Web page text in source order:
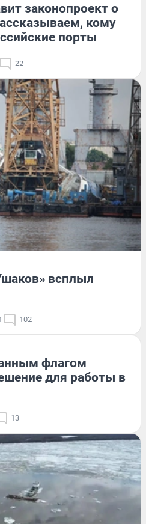
законопроект о
кому
порты
22
всплыл
102
флагом
для работы в
13